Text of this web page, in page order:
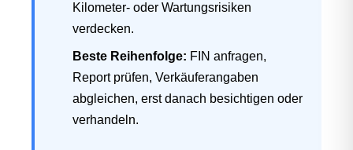
Kilometer- oder Wartungsrisiken
verdecken.
Beste Reihenfolge: FIN anfragen,
Report prüfen, Verkäuferangaben
abgleichen, erst danach besichtigen oder
verhandeln.